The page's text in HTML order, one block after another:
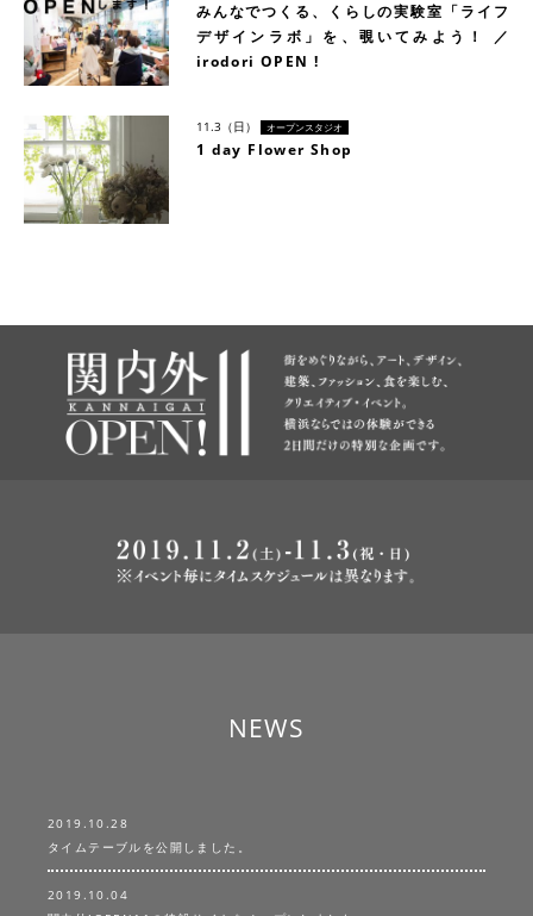
みんなでつくる、くらしの実験室「ライフ
デザインラボ」を、覗いてみよう！ ／
irodori OPEN !
11.3（日） オープンスタジオ
1 day Flower Shop
NEWS
2019.10.28
タイムテーブルを公開しました。
2019.10.04